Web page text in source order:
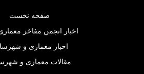
صفحه نخست
اخبار انجمن مفاخر معماری ایران
اخبار معماری و شهرسازی
مقالات معماری و شهرسازی